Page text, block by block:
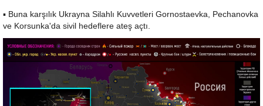
▪️ Buna karşılık Ukrayna Silahlı Kuvvetleri Gornostaevka, Pechanovka
ve Korsunka'da sivil hedeflere ateş açtı.